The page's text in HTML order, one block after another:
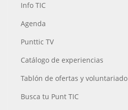
Info TIC
Agenda
Punttic TV
Catálogo de experiencias
Tablón de ofertas y voluntariado
Busca tu Punt TIC